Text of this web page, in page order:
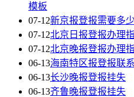
模板
07-12新京报登报需要多
07-12北京日报登报办理
07-12北京晚报登报办理
06-13海南特区报登报联
06-13长沙晚报登报挂失
06-13齐鲁晚报登报挂失